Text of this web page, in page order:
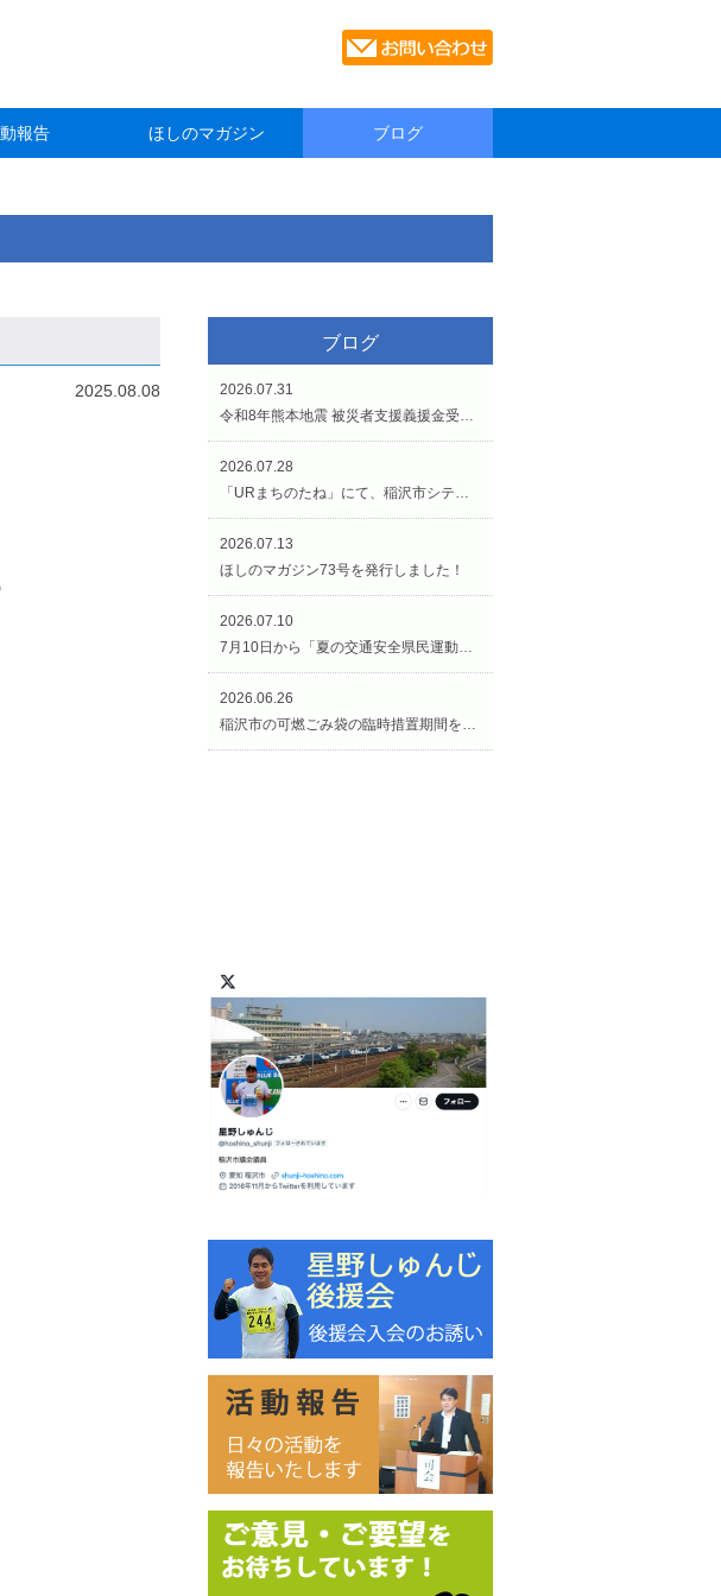
報告 ほしのマガジン ブログ
2025.08.08
ブログ
2026.07.31
令和8年熊本地震 被災者支援義援金受付のお知らせです。
2026.07.28
「URまちのたね」にて、稲沢市シティプロモーションイベントが開催されています（7/27〜8/2）
2026.07.13
ほしのマガジン73号を発行しました！
2026.07.10
7月10日から「夏の交通安全県民運動（交通安全週間）」がスタートです！
2026.06.26
稲沢市の可燃ごみ袋の臨時措置期間を延長します！